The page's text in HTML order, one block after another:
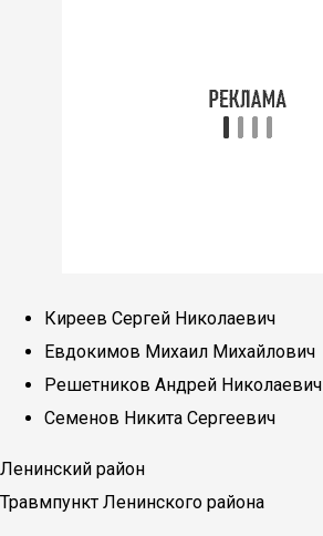
Киреев Сергей Николаевич
Евдокимов Михаил Михайлович
Решетников Андрей Николаевич
Семенов Никита Сергеевич
Ленинский район
Травмпункт Ленинского района